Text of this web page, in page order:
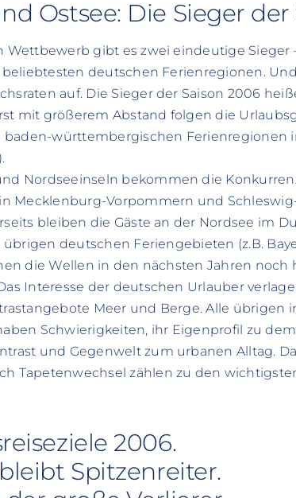
Ostsee: Die Sieger der
Wettbewerb gibt es zwei eindeutige Sieger
deutschen Ferienregionen.
auf. Die Sieger der Saison 2006
mit größerem Abstand folgen die
baden-württembergischen Ferienregionen
Nordseeinseln bekommen die
Mecklenburg-Vorpommern und
bleiben die Gäste an der Nordsee im
übrigen deutschen Feriengebieten (z.B.
die Wellen in den nächsten Jahren noch
Interesse der deutschen Urlauber
Meer und Berge. Alle übrigen
Schwierigkeiten, ihr Eigenprofil zu
und Gegenwelt zum urbanen Alltag.
Tapetenwechsel zählen zu den
2006.
Spitzenreiter.